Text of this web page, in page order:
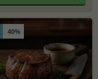
40%